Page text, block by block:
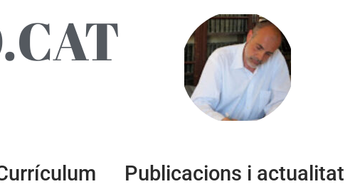
Publicacions i actualitat